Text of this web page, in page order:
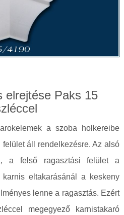
elrejtése Paks 15
a szoba holkereibe
felület áll rendelkezésre. Az alsó
a felső ragasztási felület a
karnis eltakarásánál a keskeny
lenne a ragasztás. Ezért
megegyező karnistakaró